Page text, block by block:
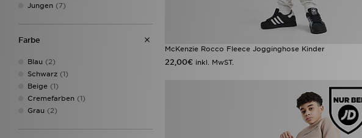
Jungen (7)
Farbe
Blau (2)
Schwarz (1)
Beige (1)
Cremefarben (1)
Grau (2)
McKenzie Rocco Fleece Jogginghose Kinder
22,00€ inkl. MwST.